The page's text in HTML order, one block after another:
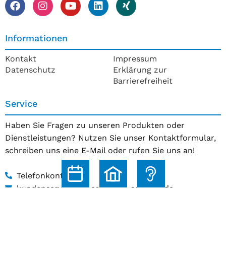
Informationen
Kontakt
Datenschutz
Impressum
Erklärung zur
Barrierefreiheit
Service
Haben Sie Fragen zu unseren Produkten oder
Dienstleistungen? Nutzen Sie unser Kontaktformular,
schreiben uns eine E-Mail oder rufen Sie uns an!
Telefonkontakt
kundenservice@hoerakustik-schmitz.de